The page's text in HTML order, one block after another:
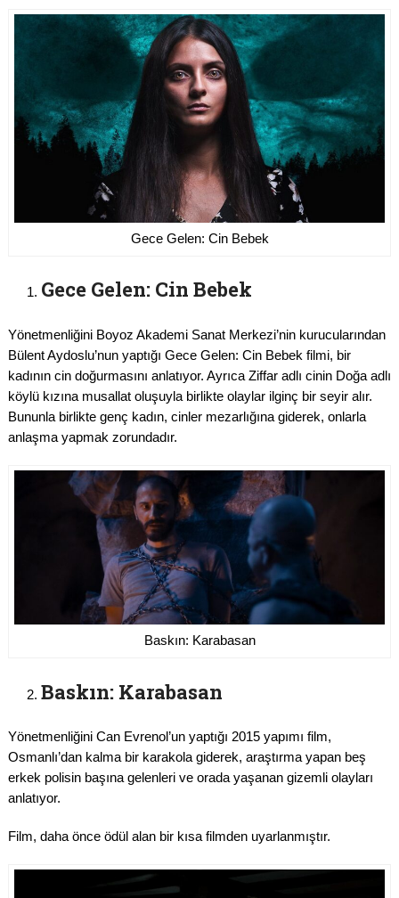
Gece Gelen: Cin Bebek
Gece Gelen: Cin Bebek
Yönetmenliğini Boyoz Akademi Sanat Merkezi’nin kurucularından
Bülent Aydoslu’nun yaptığı Gece Gelen: Cin Bebek filmi, bir
kadının cin doğurmasını anlatıyor. Ayrıca Ziffar adlı cinin Doğa adlı
köylü kızına musallat oluşuyla birlikte olaylar ilginç bir seyir alır.
Bununla birlikte genç kadın, cinler mezarlığına giderek, onlarla
anlaşma yapmak zorundadır.
Baskın: Karabasan
Baskın: Karabasan
Yönetmenliğini Can Evrenol’un yaptığı 2015 yapımı film,
Osmanlı’dan kalma bir karakola giderek, araştırma yapan beş
erkek polisin başına gelenleri ve orada yaşanan gizemli olayları
anlatıyor.
Film, daha önce ödül alan bir kısa filmden uyarlanmıştır.